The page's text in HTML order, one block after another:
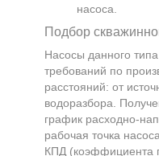
насоса.
Подбор
Насосы данного
требований по
расстояний: от
водоразбора.
график расходно-
рабочая точка
КПД (коэффициента